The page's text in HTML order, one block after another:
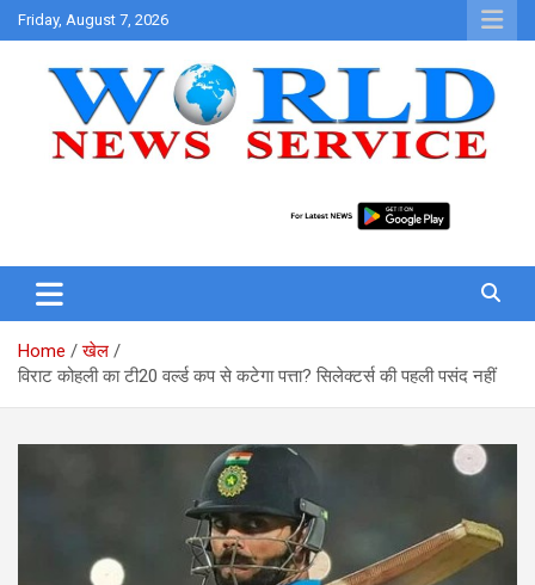
Skip
to
Friday, August 7, 2026
Home
खेल
विराट कोहली का टी20 वर्ल्ड कप से कटेगा पत्ता? सिलेक्टर्स की पहली पसंद नहीं